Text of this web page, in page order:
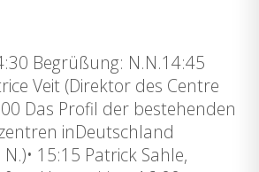
Begrüßung: N.N.14:45
Veit (Direktor des Centre
Das Profil der bestehenden
inDeutschland
15:15 Patrick Sahle,